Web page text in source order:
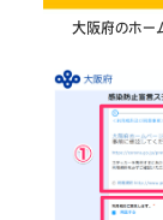
大阪府のホー